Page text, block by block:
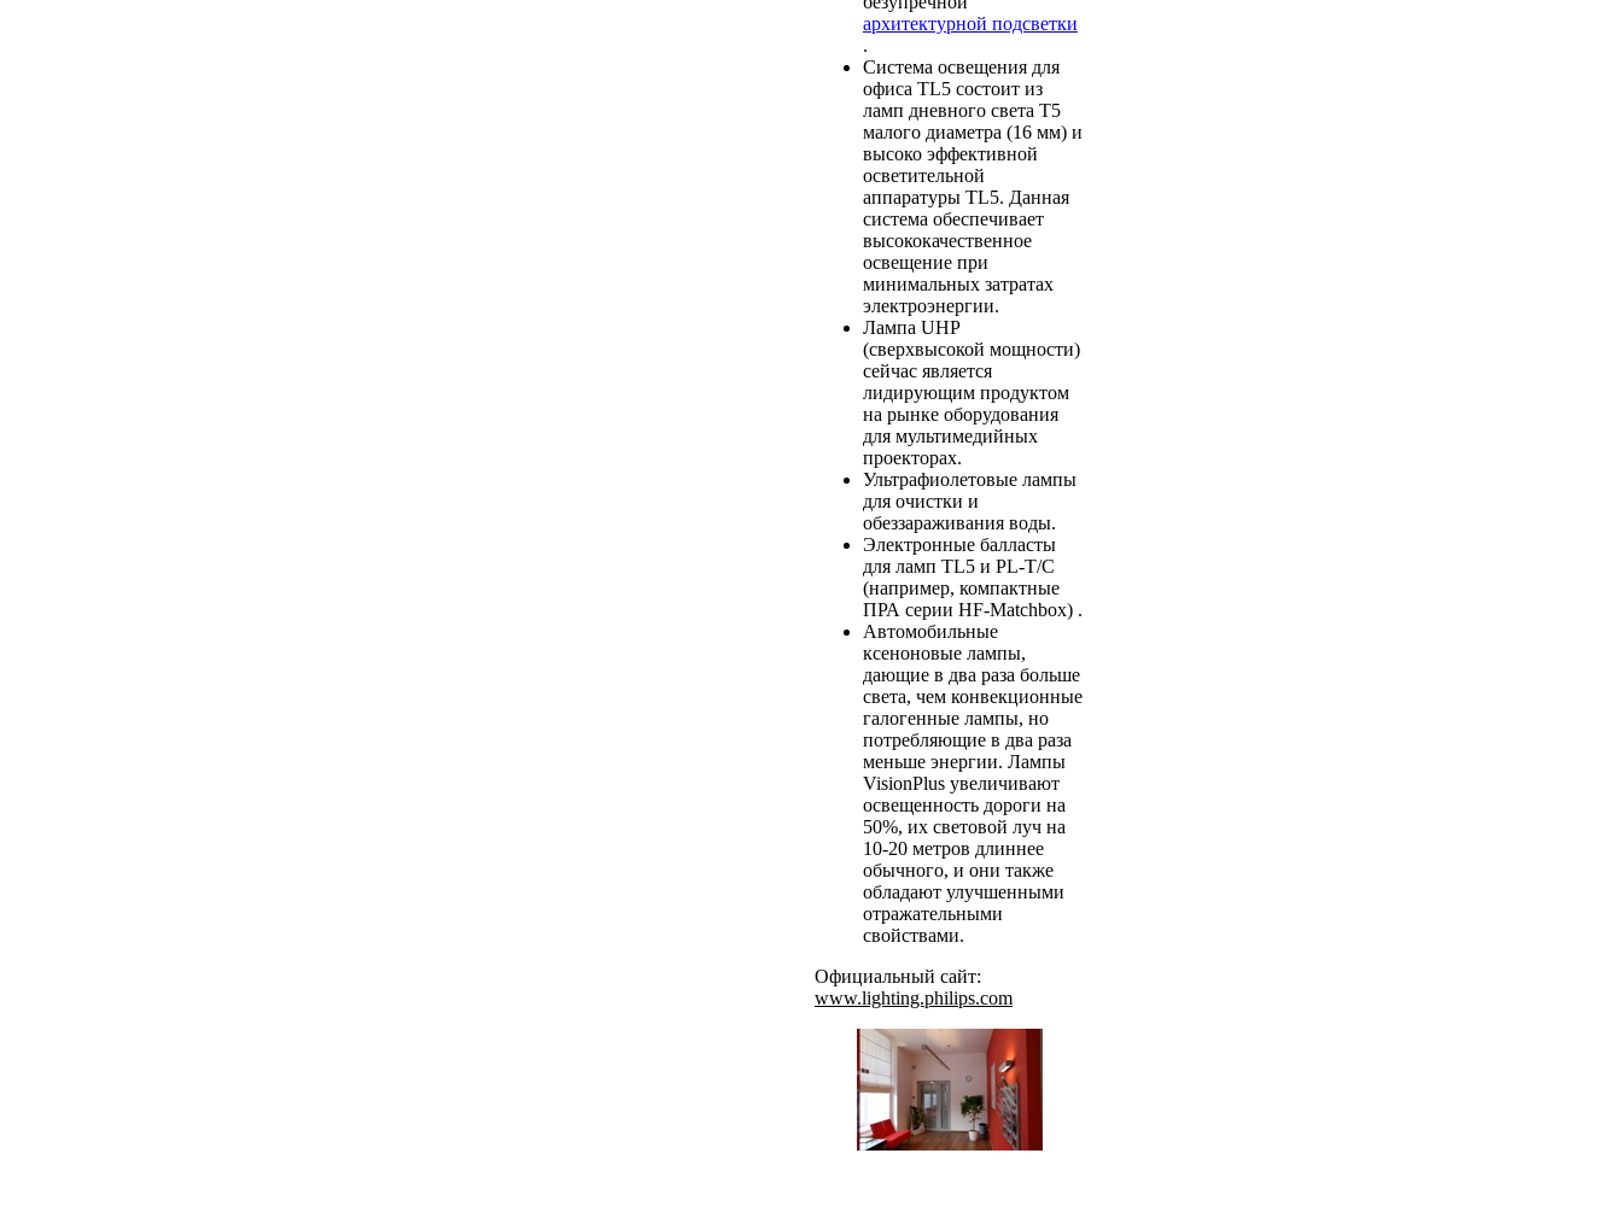
архитектурной подсветки
.
Система освещения для
офиса TL5 состоит из
ламп дневного света T5
малого диаметра (16 мм) и
высоко эффективной
осветительной
аппаратуры TL5. Данная
система обеспечивает
высококачественное
освещение при
минимальных затратах
электроэнергии.
Лампа UHP
(сверхвысокой мощности)
сейчас является
лидирующим продуктом
на рынке оборудования
для мультимедийных
проекторах.
Ультрафиолетовые лампы
для очистки и
обеззараживания воды.
Электронные балласты
для ламп TL5 и PL-T/C
(например, компактные
ПРА серии HF-Matchbox) .
Автомобильные
ксеноновые лампы,
дающие в два раза больше
света, чем конвекционные
галогенные лампы, но
потребляющие в два раза
меньше энергии. Лампы
VisionPlus увеличивают
освещенность дороги на
50%, их световой луч на
10-20 метров длиннее
обычного, и они также
обладают улучшенными
отражательными
свойствами.
Официальный сайт:
www.lighting.philips.com